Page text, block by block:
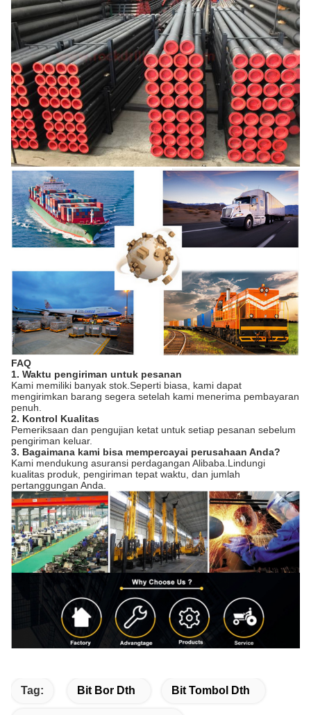
FAQ
1. Waktu pengiriman untuk pesanan
Kami memiliki banyak stok.Seperti biasa, kami dapat
mengirimkan barang segera setelah kami menerima pembayaran
penuh.
2. Kontrol Kualitas
Pemeriksaan dan pengujian ketat untuk setiap pesanan sebelum
pengiriman keluar.
3. Bagaimana kami bisa mempercayai perusahaan Anda?
Kami mendukung asuransi perdagangan Alibaba.Lindungi
kualitas produk, pengiriman tepat waktu, dan jumlah
pertanggungan Anda.
Tag: Bit Bor Dth Bit Tombol Dth